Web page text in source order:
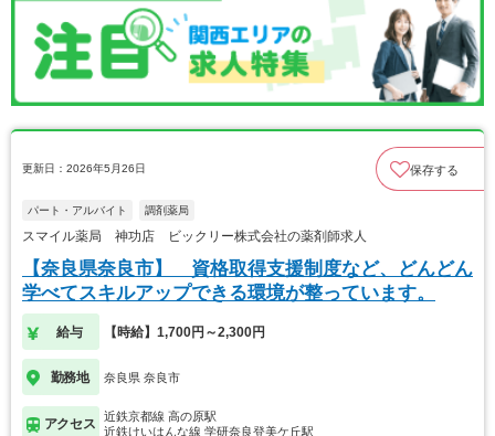
更新日：2026年5月26日 保存する
パート・アルバイト 調剤薬局
スマイル薬局 神功店 ビックリー株式会社の薬剤師求人
【奈良県奈良市】 資格取得支援制度など、どんどん
学べてスキルアップできる環境が整っています。
給与 【時給】1,700円～2,300円
勤務地 奈良県 奈良市
アクセス
近鉄京都線 高の原駅
近鉄けいはんな線 学研奈良登美ケ丘駅